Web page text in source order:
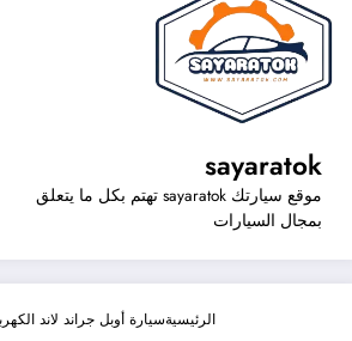
sayaratok
موقع سيارتك sayaratok تهتم بكل ما يتعلق
بمجال السيارات
الرئيسيةسيارة أوبل جراند لاند